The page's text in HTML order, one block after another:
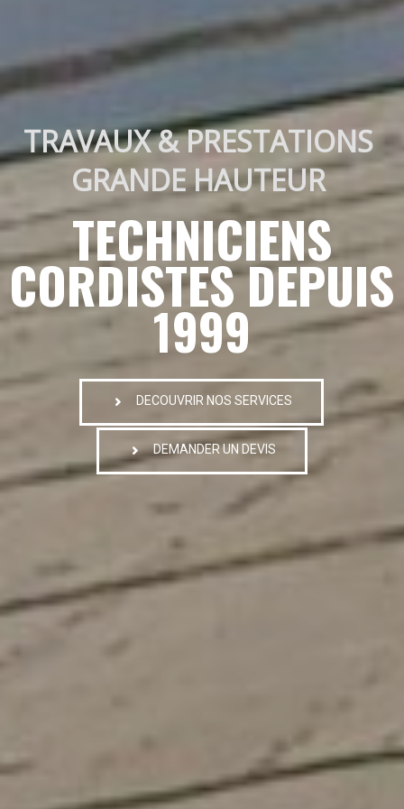
TRAVAUX & PRESTATIONS
GRANDE HAUTEUR
TECHNICIENS
CORDISTES DEPUIS
1999
DECOUVRIR NOS SERVICES
DEMANDER UN DEVIS